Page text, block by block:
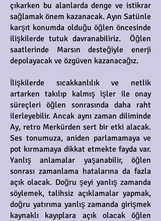
çıkarken bu alanlarda denge ve istikrar
sağlamak önem kazanacak. Ayın Satünle
karşıt konumda olduğu öğlen öncesinde
ilişkilerde tutuk davranabiliriz. Öğlen
saatlerinde Marsın desteğiyle enerji
depolayacak ve özgüven kazanacağız.
İlişkilerde sıcakkanlılık ve netlik
artarken takılıp kalmış işler ile onay
süreçleri öğlen sonrasında daha raht
ilerleyebilir. Ancak aynı zaman diliminde
Ay, retro Merkürden sert bir etki alacak.
Ses tonumuza, aniden parlamamaya ve
pot kırmamaya dikkat etmekte fayda var.
Yanlış anlamalar yaşanabilir, öğlen
sonrası zamanlama hatalarına da fazla
açık olacak. Doğru şeyi yanlış zamanda
söylemek, talihsiz açıklamalar yapmak,
doğru yatırıma yanlış zamanda girişmek
kaynaklı kayıplara açık olacak öğlen